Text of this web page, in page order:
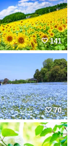
141
70